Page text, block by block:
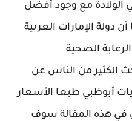
مع وجود أفضل
دولة الإمارات العربية
الصحية
الكثير من الناس عن
أبوظبي طبعا الأسعار
في هذه المقالة سوف